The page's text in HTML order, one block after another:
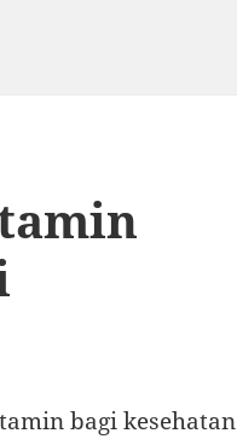
bagi kesehatan